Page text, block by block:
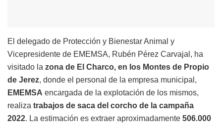
El delegado de Protección y Bienestar Animal y
Vicepresidente de EMEMSA, Rubén Pérez Carvajal, ha
visitado la zona de El Charco, en los Montes de Propio
de Jerez, donde el personal de la empresa municipal,
EMEMSA encargada de la explotación de los mismos,
realiza trabajos de saca del corcho de la campaña
2022. La estimación es extraer aproximadamente 506.000